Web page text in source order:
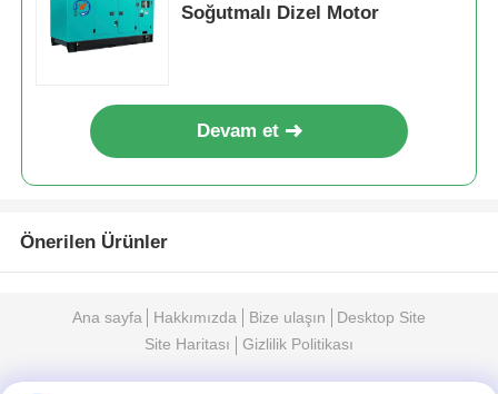
Soğutmalı Dizel Motor
Devam et
Önerilen Ürünler
Ana sayfa Hakkımızda Bize ulaşın
Desktop Site
Site Haritası
Gizlilik Politikası